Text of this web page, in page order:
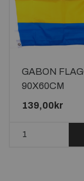
GABON
90X60CM
139,00kr